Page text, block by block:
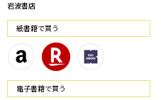
岩波書店
紙書籍で買う
電⼦書籍で買う